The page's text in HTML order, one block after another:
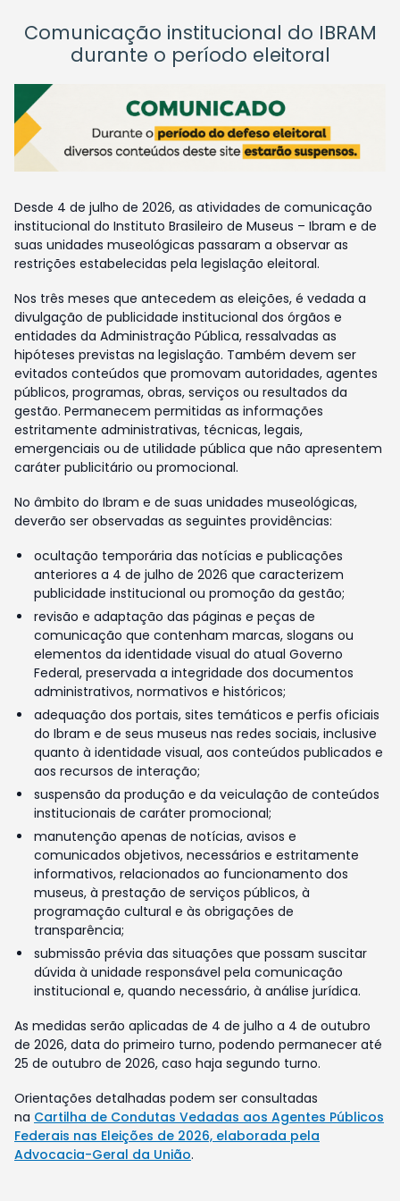
Comunicação institucional do IBRAM
durante o período eleitoral
Desde 4 de julho de 2026, as atividades de comunicação
institucional do Instituto Brasileiro de Museus – Ibram e de
suas unidades museológicas passaram a observar as
restrições estabelecidas pela legislação eleitoral.
Nos três meses que antecedem as eleições, é vedada a
divulgação de publicidade institucional dos órgãos e
entidades da Administração Pública, ressalvadas as
hipóteses previstas na legislação. Também devem ser
evitados conteúdos que promovam autoridades, agentes
públicos, programas, obras, serviços ou resultados da
gestão. Permanecem permitidas as informações
estritamente administrativas, técnicas, legais,
emergenciais ou de utilidade pública que não apresentem
caráter publicitário ou promocional.
No âmbito do Ibram e de suas unidades museológicas,
deverão ser observadas as seguintes providências:
ocultação temporária das notícias e publicações
anteriores a 4 de julho de 2026 que caracterizem
publicidade institucional ou promoção da gestão;
revisão e adaptação das páginas e peças de
comunicação que contenham marcas, slogans ou
elementos da identidade visual do atual Governo
Federal, preservada a integridade dos documentos
administrativos, normativos e históricos;
adequação dos portais, sites temáticos e perfis oficiais
do Ibram e de seus museus nas redes sociais, inclusive
quanto à identidade visual, aos conteúdos publicados e
aos recursos de interação;
suspensão da produção e da veiculação de conteúdos
institucionais de caráter promocional;
manutenção apenas de notícias, avisos e
comunicados objetivos, necessários e estritamente
informativos, relacionados ao funcionamento dos
museus, à prestação de serviços públicos, à
programação cultural e às obrigações de
transparência;
submissão prévia das situações que possam suscitar
dúvida à unidade responsável pela comunicação
institucional e, quando necessário, à análise jurídica.
As medidas serão aplicadas de 4 de julho a 4 de outubro
de 2026, data do primeiro turno, podendo permanecer até
25 de outubro de 2026, caso haja segundo turno.
Orientações detalhadas podem ser consultadas
na Cartilha de Condutas Vedadas aos Agentes Públicos
Federais nas Eleições de 2026, elaborada pela
Advocacia-Geral da União.